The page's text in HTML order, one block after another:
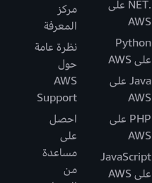
.NET على
AWS
Python
على AWS
Java على
AWS
PHP على
AWS
JavaScript
على AWS
مركز
المعرفة
نظرة عامة
حول
AWS
Support
احصل
على
مساعدة
من